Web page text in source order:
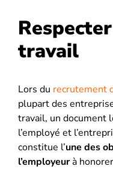
travail
Lors du recrutement
plupart des
travail, un document
l’employé et
constitue l’une des
l’employeurà